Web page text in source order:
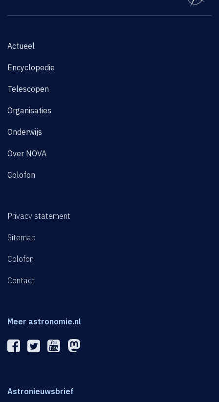
Actueel
Encyclopedie
Telescopen
Organisaties
Onderwijs
Over NOVA
Colofon
Privacy statement
Sitemap
Colofon
Contact
Meer astronomie.nl
Astronieuwsbrief